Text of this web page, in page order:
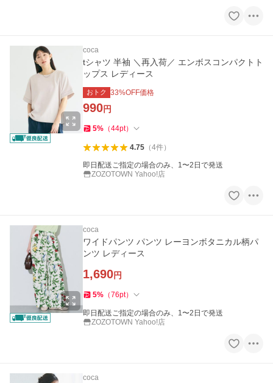
coca
tシャツ 半袖 ＼再入荷／ エンボスコンパクトト
ップス レディース
おトク 33%OFF価格
990円
5% （44pt）
4.75（4件）
即日配送ご指定の場合のみ、1〜2日で発送
ZOZOTOWN Yahoo!店
coca
ワイドパンツ パンツ レーヨンボタニカル柄パ
ンツ レディース
1,690円
5% （76pt）
即日配送ご指定の場合のみ、1〜2日で発送
ZOZOTOWN Yahoo!店
coca